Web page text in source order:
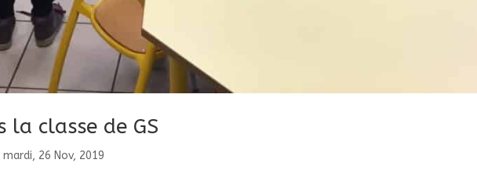
la classe de GS
|mardi, 26 Nov, 2019